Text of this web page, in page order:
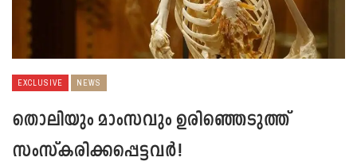
EXCLUSIVE NEWS
തൊലിയും മാംസവും ഉരിഞ്ഞെടുത്ത്
സംസ്‌കരിക്കപ്പെട്ടവര്‍!